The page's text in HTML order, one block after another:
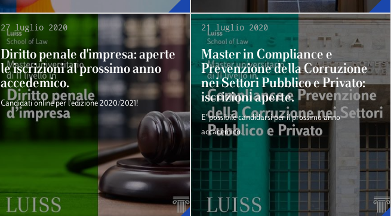
27 luglio 2020
Diritto penale d'impresa: aperte
le iscrizioni al prossimo anno
accedemico.
Candidati online per l'edizione 2020/2021!
21 luglio 2020
Master in Compliance e
Prevenzione della Corruzione
nei Settori Pubblico e Privato:
iscrizioni aperte.
E' possibile candidarsi per il prossimo anno
accademico.